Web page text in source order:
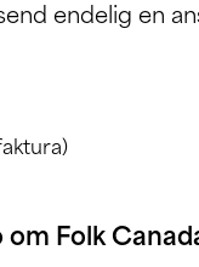
endelig en
om Folk